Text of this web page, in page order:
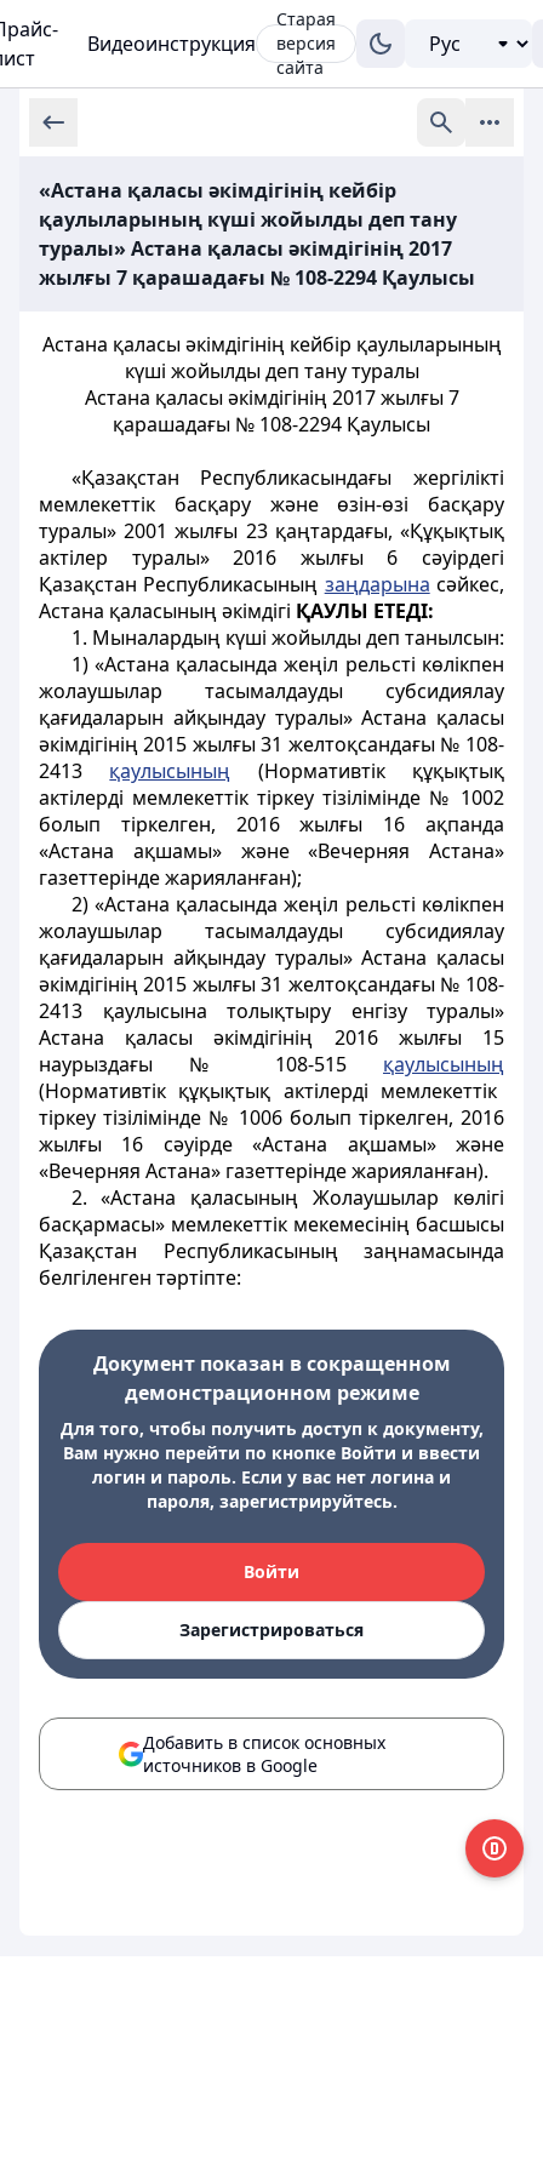
Видеоинструкция
Старая
версия
сайта
«Астана қаласы әкімдігінің кейбір
қаулыларының күші жойылды деп тану
туралы» Астана қаласы әкімдігінің 2017
жылғы 7 қарашадағы № 108-2294 Қаулысы
Астана қаласы әкімдігінің кейбір қаулыларының
күші жойылды деп тану туралы
Астана қаласы әкімдігінің 2017 жылғы 7
қарашадағы № 108-2294 Қаулысы
«Қазақстан Республикасындағы жергілікті
мемлекеттік басқару және өзін-өзі басқару
туралы» 2001 жылғы 23 қаңтардағы, «Құқықтық
актілер туралы» 2016 жылғы 6 сәуірдегі
Қазақстан Республикасының заңдарына сәйкес,
Астана қаласының әкімдігі ҚАУЛЫ ЕТЕДІ:
1. Мыналардың күші жойылды деп танылсын:
1) «Астана қаласында жеңіл рельсті көлікпен
жолаушылар тасымалдауды субсидиялау
қағидаларын айқындау туралы» Астана қаласы
әкімдігінің 2015 жылғы 31 желтоқсандағы № 108-
2413 қаулысының (Нормативтік құқықтық
актілерді мемлекеттік тіркеу тізілімінде № 1002
болып тіркелген, 2016 жылғы 16 ақпанда
«Астана ақшамы» және «Вечерняя Астана»
газеттерінде жарияланған);
2) «Астана қаласында жеңіл рельсті көлікпен
жолаушылар тасымалдауды субсидиялау
қағидаларын айқындау туралы» Астана қаласы
әкімдігінің 2015 жылғы 31 желтоқсандағы № 108-
2413 қаулысына толықтыру енгізу туралы»
Астана қаласы әкімдігінің 2016 жылғы 15
наурыздағы №
108-515 қаулысының
(Нормативтік құқықтық актілерді мемлекеттік
тіркеу тізілімінде № 1006 болып тіркелген, 2016
жылғы 16 сәуірде «Астана ақшамы» және
«Вечерняя Астана» газеттерінде жарияланған).
2. «Астана қаласының Жолаушылар көлігі
басқармасы» мемлекеттік мекемесінің басшысы
Қазақстан Республикасының заңнамасында
белгіленген тәртіпте:
Документ показан в сокращенном
демонстрационном режиме
Для того, чтобы получить доступ к документу,
Вам нужно перейти по кнопке Войти и ввести
логин и пароль. Если у вас нет логина и
пароля, зарегистрируйтесь.
Войти
Зарегистрироваться
Добавить в список основных
источников в Google